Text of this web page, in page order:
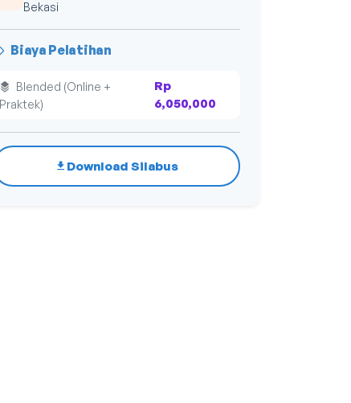
Bekasi
Biaya Pelatihan
Blended (Online +
Praktek)
Rp
6,050,000
Download Silabus